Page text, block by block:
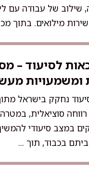
שילוב של עבודה עם
מילואים. בתוך
לסיעוד –
נחקק בישראל
רווחה סוציאלית,
במצב סיעודי
בכבוד, תוך ...